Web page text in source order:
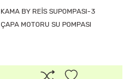
KAMA BY REİS SUPOMPASI-3
ÇAPA MOTORU SU POMPASI